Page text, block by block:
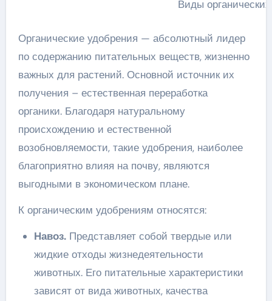
Виды
Органические удобрения — абсолютный лидер
по содержанию питательных веществ, жизненно
важных для растений. Основной источник их
получения – естественная переработка
органики. Благодаря натуральному
происхождению и естественной
возобновляемости, такие удобрения, наиболее
благоприятно влияя на почву, являются
выгодными в экономическом плане.
К органическим удобрениям относятся:
Навоз.Представляет собой твердые или
жидкие отходы жизнедеятельности
животных. Его питательные характеристики
зависят от вида животных, качества